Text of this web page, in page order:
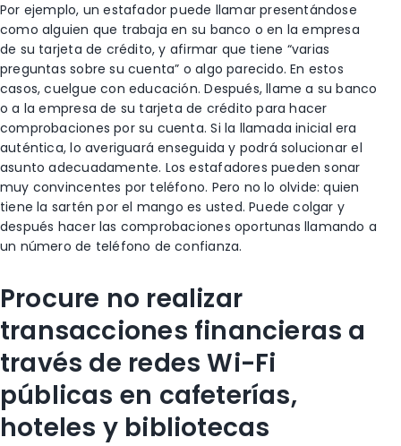
Por ejemplo, un estafador puede llamar presentándose
como alguien que trabaja en su banco o en la empresa
de su tarjeta de crédito, y afirmar que tiene “varias
preguntas sobre su cuenta” o algo parecido. En estos
casos, cuelgue con educación. Después, llame a su banco
o a la empresa de su tarjeta de crédito para hacer
comprobaciones por su cuenta. Si la llamada inicial era
auténtica, lo averiguará enseguida y podrá solucionar el
asunto adecuadamente. Los estafadores pueden sonar
muy convincentes por teléfono. Pero no lo olvide: quien
tiene la sartén por el mango es usted. Puede colgar y
después hacer las comprobaciones oportunas llamando a
un número de teléfono de confianza.
Procure no realizar
transacciones financieras a
través de redes Wi-Fi
públicas en cafeterías,
hoteles y bibliotecas